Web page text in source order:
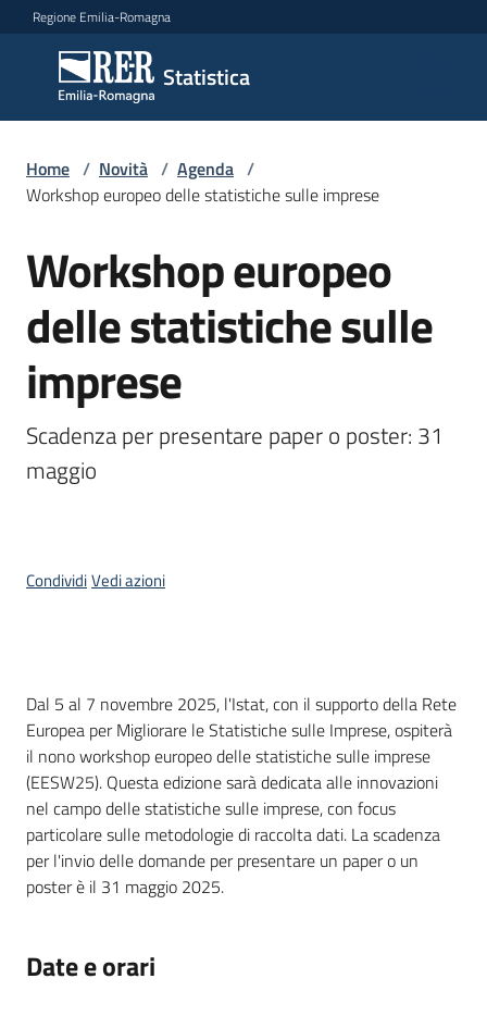
Vai al contenuto
Vai alla navigazione
Vai al footer
Regione Emilia-Romagna
Statistica
Statistica
Novità
Dati
Studi
e
analisi
Statistiche
per
Metadati
Seguici
su
Home / Novità / Agenda /
Workshop europeo delle statistiche sulle imprese
Salta al contenuto
Workshop europeo
delle statistiche sulle
imprese
Scadenza per presentare paper o poster: 31
maggio
CondividiVedi azioni
Cos'è
Dal 5 al 7 novembre 2025, l'Istat, con il supporto della Rete
Europea per Migliorare le Statistiche sulle Imprese, ospiterà
il nono workshop europeo delle statistiche sulle imprese
(EESW25). Questa edizione sarà dedicata alle innovazioni
nel campo delle statistiche sulle imprese, con focus
particolare sulle metodologie di raccolta dati. La scadenza
per l'invio delle domande per presentare un paper o un
poster è il 31 maggio 2025.
Date e orari